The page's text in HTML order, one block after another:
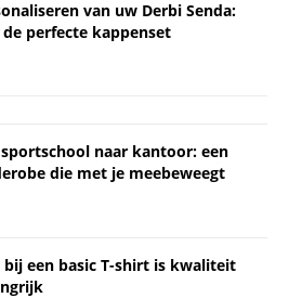
van uw Derbi Senda:
de perfecte kappenset
sportschool naar kantoor: een
die met je meebeweegt
bij een basic T-shirt is kwaliteit